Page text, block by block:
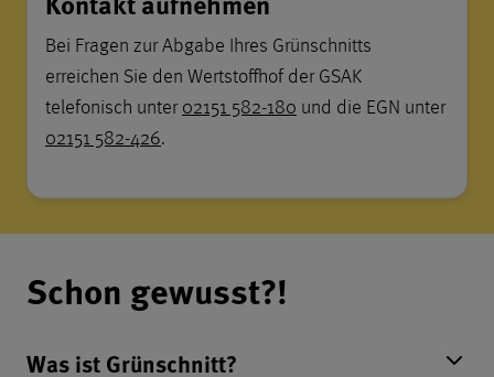
Bei Fragen zur Abgabe Ihres Grünschnitts
erreichen Sie den Wertstoffhof der GSAK
telefonisch unter02151 582-180 und die EGN unter
02151 582-426.
Schon gewusst?!
Was ist Grünschnitt?